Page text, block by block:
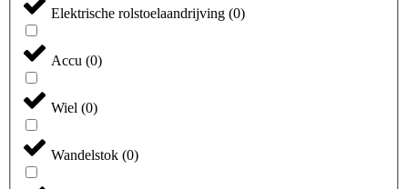
Elektrische rolstoelaandrijving (0)
Accu (0)
Wiel (0)
Wandelstok (0)